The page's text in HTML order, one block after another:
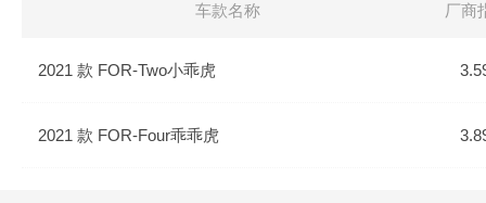
车款名称 厂商
2021 款 FOR-Two小乖虎
2021 款 FOR-Four乖乖虎